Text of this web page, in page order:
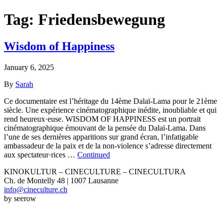
Tag: Friedensbewegung
Wisdom of Happiness
January 6, 2025
By Sarah
Ce documentaire est l’héritage du 14ème Dalaï-Lama pour le 21ème
siècle. Une expérience cinématographique inédite, inoubliable et qui
rend heureux·euse. WISDOM OF HAPPINESS est un portrait
cinématographique émouvant de la pensée du Dalaï-Lama. Dans
l’une de ses dernières apparitions sur grand écran, l’infatigable
ambassadeur de la paix et de la non-violence s’adresse directement
aux spectateur·rices … Continued
KINOKULTUR – CINECULTURE – CINECULTURA
Ch. de Montelly 48 | 1007 Lausanne
info@cineculture.ch
by seerow